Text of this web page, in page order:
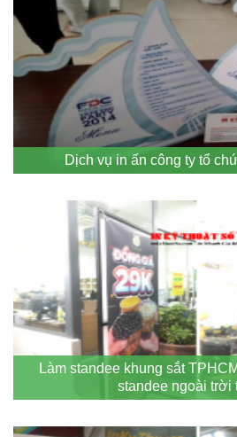
Dịch vụ in ấn công ty tổ
Làm standee khung sắt
standee ngoài trời